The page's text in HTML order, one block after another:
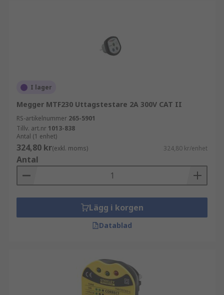
När du väljer uttagsprovare är det viktigt att ta
säkerhetskrav. Rätt val säkerställer trygg och
effektiv kontroll av eluttag.
I lager
Megger MTF230 Uttagstestare 2A 300V CAT II
RS-artikelnummer 265-5901
Tillv. art.nr 1013-838
Antal (1 enhet)
324,80 kr(exkl. moms) 324,80 kr/enhet
Antal
Lägg i korgen
Datablad